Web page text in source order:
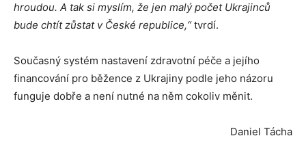
hroudou. A tak si myslím, že jen malý počet Ukrajinců
bude chtít zůstat v České republice,“tvrdí.
Současný systém nastavení zdravotní péče a jejího
financování pro běžence z Ukrajiny podle jeho názoru
funguje dobře a není nutné na něm cokoliv měnit.
Daniel Tácha